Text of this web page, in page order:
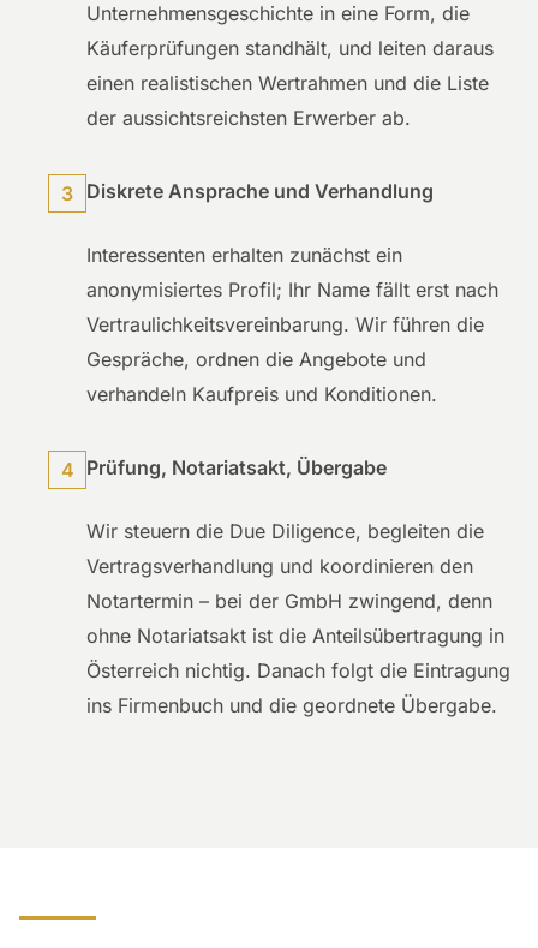
Unternehmensgeschichte in eine Form, die
Käuferprüfungen standhält, und leiten daraus
einen realistischen Wertrahmen und die Liste
der aussichtsreichsten Erwerber ab.
3 Diskrete Ansprache und Verhandlung
Interessenten erhalten zunächst ein
anonymisiertes Profil; Ihr Name fällt erst nach
Vertraulichkeitsvereinbarung. Wir führen die
Gespräche, ordnen die Angebote und
verhandeln Kaufpreis und Konditionen.
4 Prüfung, Notariatsakt, Übergabe
Wir steuern die Due Diligence, begleiten die
Vertragsverhandlung und koordinieren den
Notartermin – bei der GmbH zwingend, denn
ohne Notariatsakt ist die Anteilsübertragung in
Österreich nichtig. Danach folgt die Eintragung
ins Firmenbuch und die geordnete Übergabe.